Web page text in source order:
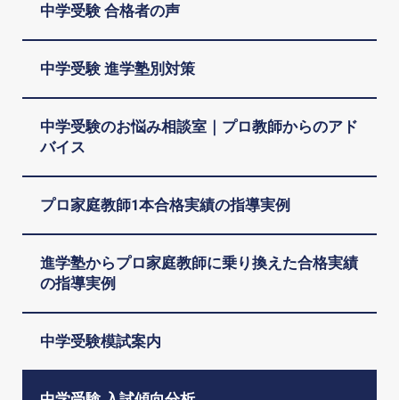
中学受験 合格者の声
中学受験 進学塾別対策
中学受験のお悩み相談室｜プロ教師からのアド
バイス
プロ家庭教師1本合格実績の指導実例
進学塾からプロ家庭教師に乗り換えた合格実績
の指導実例
中学受験模試案内